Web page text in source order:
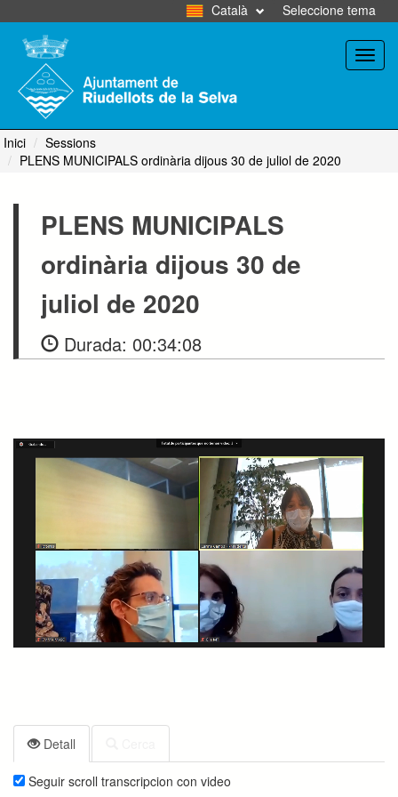
Seleccione tema
Català
Inici
Sessions
PLENS MUNICIPALS ordinària dijous 30 de juliol de 2020
PLENS MUNICIPALS
ordinària dijous 30 de
juliol de 2020
Durada: 00:34:08
Detall
Seguir scroll transcripcion con video